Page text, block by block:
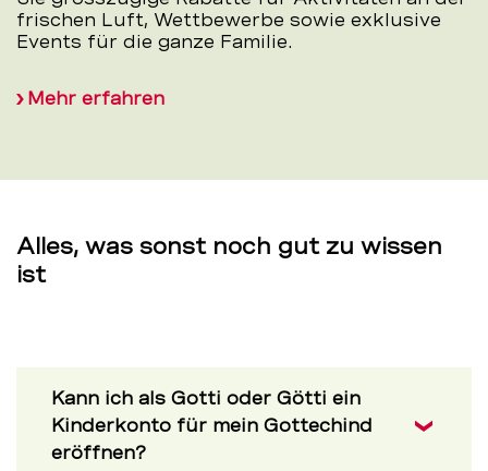
frischen Luft, Wettbewerbe sowie exklusive
Events für die ganze Familie.
Mehr erfahren
Alles, was sonst noch gut zu wissen
ist
Kann ich als Gotti oder Götti ein
Kinderkonto für mein Gottechind
eröffnen?